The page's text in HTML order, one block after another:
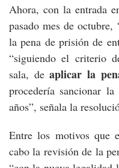
Ahora, con la entrada
pasado mes de octubre,
la pena de prisión de
“siguiendo el criterio
sala, deaplicar la
procedería sancionar
años”, señala la
Entre los motivos que
cabo la revisión de la